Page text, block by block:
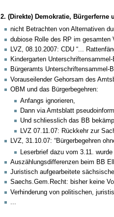
2. (Direkte) Demokratie,
nicht Betrachten von Alternativen
dubiose Rolle des RP im gesamten
LVZ, 08.10.2007: CDU “...
Kindergarten
Bürgeramts Unterschriftensammel-
Vorauseilender Gehorsam des
OBM und das Bürgerbegehren:
Anfangs ignorieren,
Dann via Amtsblatt
Und schliesslich das BB
LVZ 07.11.07: Rückkehr zur
LVZ, 31.10.07: “Bürgerbegehren
Leserbrief dazu vom 3.11.
Auszählungsdifferenzen beim BB
Juristisch aufgearbeitete
Saechs.Gem.Recht: bisher keine
Verhinderung von politischen,
...